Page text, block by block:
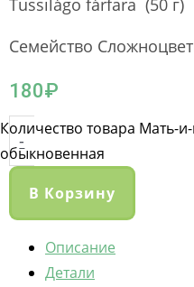
Tussilágo fárfara (50 г)
Семейство
180₽
-
Количество товара Мать-
обыкновенная
В Корзину
Описание
Детали